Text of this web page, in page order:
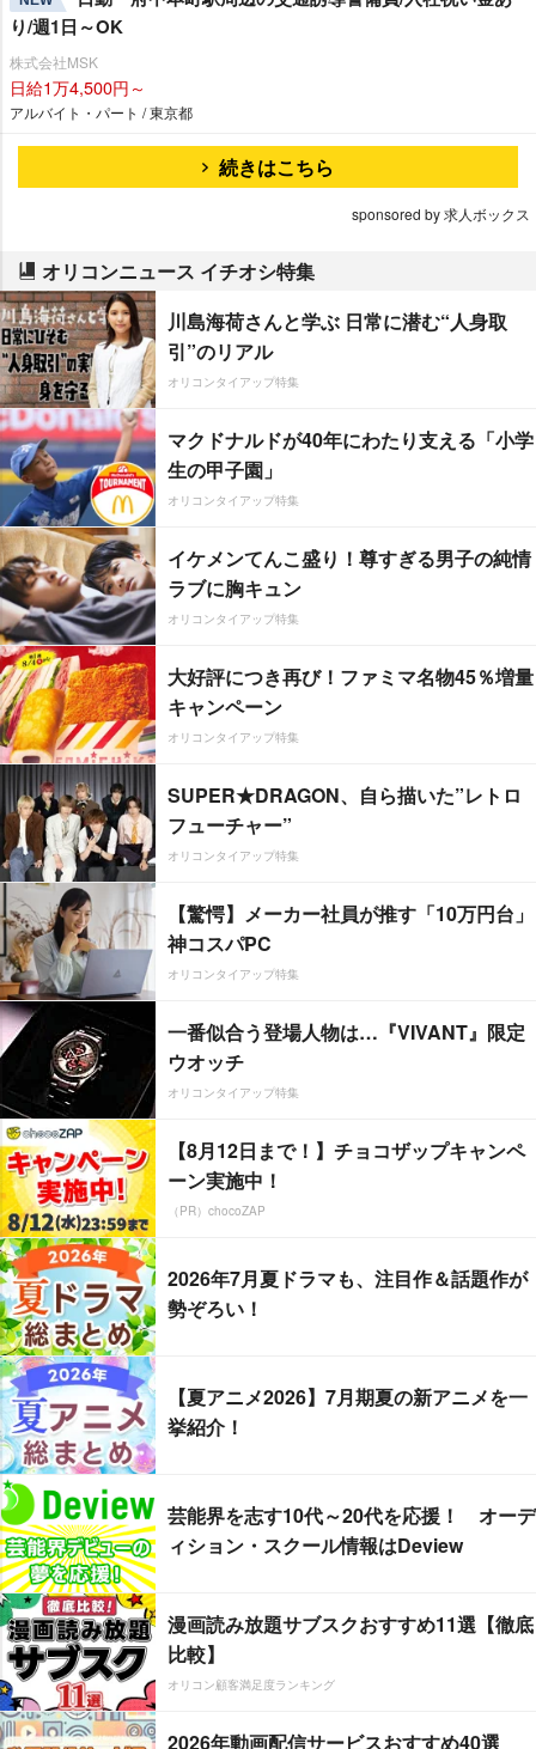
り/週1日～OK
株式会社MSK
日給1万4,500円～
アルバイト・パート / 東京都
続きはこちら
sponsored by 求人ボックス
オリコンニュース イチオシ特集
川島海荷さんと学ぶ 日常に潜む“人身取
引”のリアル
オリコンタイアップ特集
マクドナルドが40年にわたり支える「小学
生の甲子園」
オリコンタイアップ特集
イケメンてんこ盛り！尊すぎる男子の純情
ラブに胸キュン
オリコンタイアップ特集
大好評につき再び！ファミマ名物45％増量
キャンペーン
オリコンタイアップ特集
SUPER★DRAGON、自ら描いた”レトロ
フューチャー”
オリコンタイアップ特集
【驚愕】メーカー社員が推す「10万円台」
神コスパPC
オリコンタイアップ特集
一番似合う登場人物は…『VIVANT』限定
ウオッチ
オリコンタイアップ特集
【8月12日まで！】チョコザップキャンペ
ーン実施中！
（PR）chocoZAP
2026年7月夏ドラマも、注目作＆話題作が
勢ぞろい！
【夏アニメ2026】7月期夏の新アニメを一
挙紹介！
芸能界を志す10代～20代を応援！ オーデ
ィション・スクール情報はDeview
漫画読み放題サブスクおすすめ11選【徹底
比較】
オリコン顧客満足度ランキング
2026年動画配信サービスおすすめ40選